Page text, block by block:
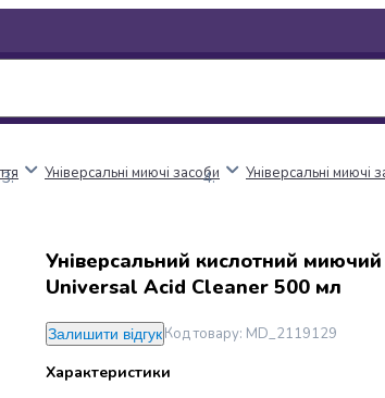
Універсальні миючі засоби Універсальні миючі
Універсальний кислотний
Universal Acid Cleaner 500 мл
Залишити відгукКод товару: MD_2119129
Характеристики